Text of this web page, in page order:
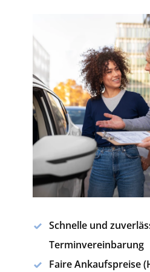
Schnelle und
Terminvereinbarung
Faire Ankaufspreise